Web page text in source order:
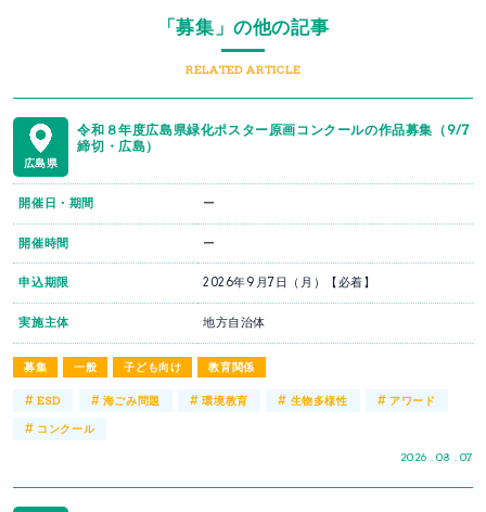
「募集」の他の記事
RELATED ARTICLE
広島県
令和８年度広島県緑化ポスター原画コンクールの作品募集（9/7
締切・広島）
募集 一般 子ども向け 教育関係
2026 . 08 . 07
開催日・期間 ー
開催時間 ー
申込期限 2026年9月7日（月）【必着】
実施主体 地方自治体
#ESD # 海ごみ問題 #環境教育 # 生物多様性 # アワード
# コンクール